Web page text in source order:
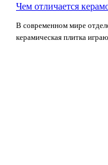
Чем отличается
В современном мире
керамическая плитка